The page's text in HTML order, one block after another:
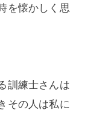
を懐かしく思
訓練士さんは
その人は私に